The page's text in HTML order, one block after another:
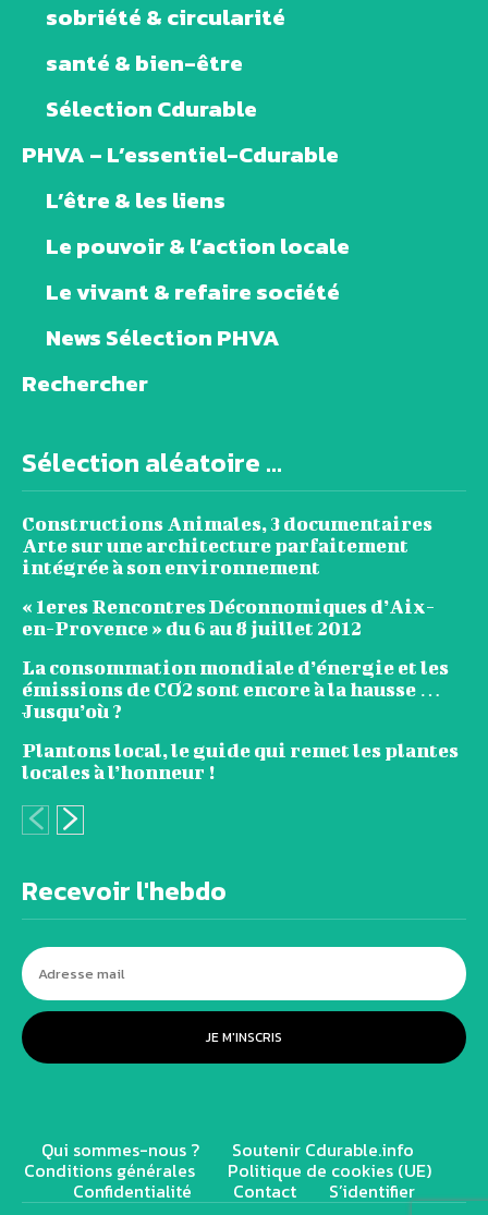
sobriété & circularité
santé & bien-être
Sélection Cdurable
PHVA – L’essentiel-Cdurable
L’être & les liens
Le pouvoir & l’action locale
Le vivant & refaire société
News Sélection PHVA
Rechercher
Sélection aléatoire ...
Constructions Animales, 3 documentaires
Arte sur une architecture parfaitement
intégrée à son environnement
« 1eres Rencontres Déconnomiques d’Aix-
en-Provence » du 6 au 8 juillet 2012
La consommation mondiale d’énergie et les
émissions de CO2 sont encore à la hausse …
Jusqu’où ?
Plantons local, le guide qui remet les plantes
locales à l’honneur !
Recevoir l'hebdo
JE M'INSCRIS
Qui sommes-nous ? Soutenir Cdurable.info
Conditions générales Politique de cookies (UE)
Confidentialité Contact S’identifier